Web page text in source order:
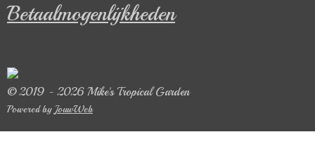
Betaalmogenlijkheden
© 2019 - 2026 Mike's Tropical Garden
Powered by JouwWeb